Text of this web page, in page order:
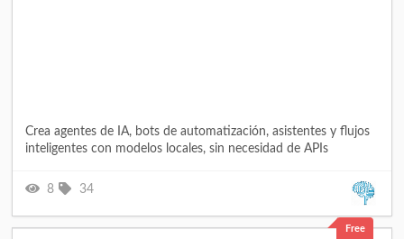
Crea agentes de IA, bots de automatización, asistentes y flujos
inteligentes con modelos locales, sin necesidad de APIs
8 34
Free